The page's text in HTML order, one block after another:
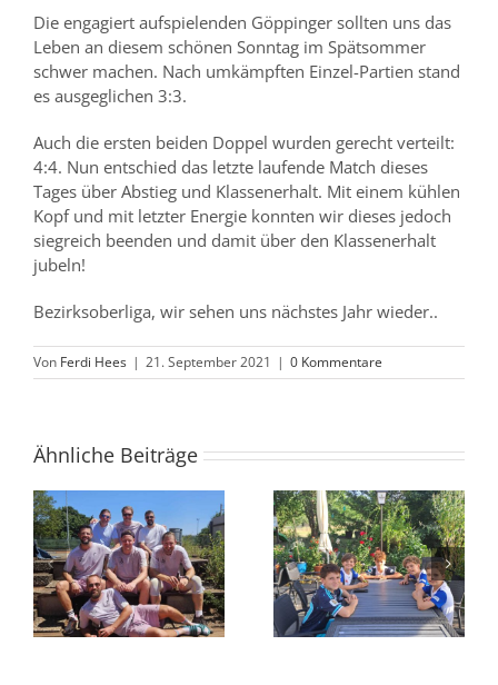
Die engagiert aufspielenden Göppinger sollten uns das
Leben an diesem schönen Sonntag im Spätsommer
schwer machen. Nach umkämpften Einzel-Partien stand
es ausgeglichen 3:3.
Auch die ersten beiden Doppel wurden gerecht verteilt:
4:4. Nun entschied das letzte laufende Match dieses
Tages über Abstieg und Klassenerhalt. Mit einem kühlen
Kopf und mit letzter Energie konnten wir dieses jedoch
siegreich beenden und damit über den Klassenerhalt
jubeln!
Bezirksoberliga, wir sehen uns nächstes Jahr wieder..
Von Ferdi Hees | 21. September 2021 | 0 Kommentare
Ähnliche Beiträge
U12 // starke Leistung
und verdienter Sieg
H30 // Aller guten
Dinge sind drei –
dritter Sieg in Folge!